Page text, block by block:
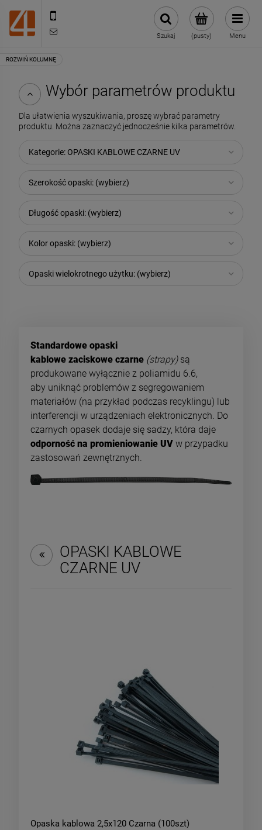
(pusty)
Szukaj Menu
Wybór parametrów produktu
Dla ułatwienia wyszukiwania, proszę wybrać parametry
produktu. Można zaznaczyć jednocześnie kilka parametrów.
Kategorie: OPASKI KABLOWE CZARNE UV
Szerokość opaski: (wybierz)
Długość opaski: (wybierz)
Kolor opaski: (wybierz)
Opaski wielokrotnego użytku: (wybierz)
Standardowe opaski
kablowe zaciskowe czarne (strapy)są
produkowane wyłącznie z poliamidu 6.6,
aby uniknąć problemów z segregowaniem
materiałów (na przykład podczas recyklingu) lub
interferencji w urządzeniach elektronicznych. Do
czarnych opasek dodaje się sadzy, która daje
odporność na promieniowanie UV w przypadku
zastosowań zewnętrznych.
OPASKI KABLOWE
CZARNE UV
Opaska kablowa 2,5x120 Czarna (100szt)